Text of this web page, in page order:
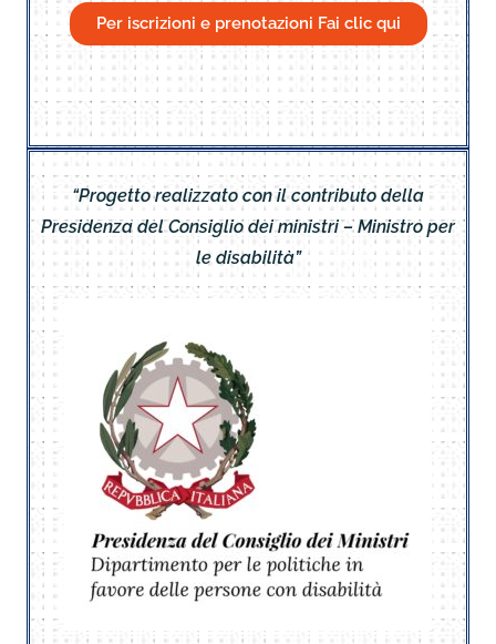
Per iscrizioni e prenotazioni Fai clic qui
“Progetto realizzato con il contributo della
Presidenza del Consiglio dei ministri – Ministro per
le disabilità”